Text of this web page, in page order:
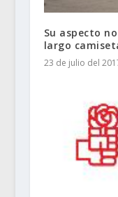
Su aspecto
largo
23 de julio del